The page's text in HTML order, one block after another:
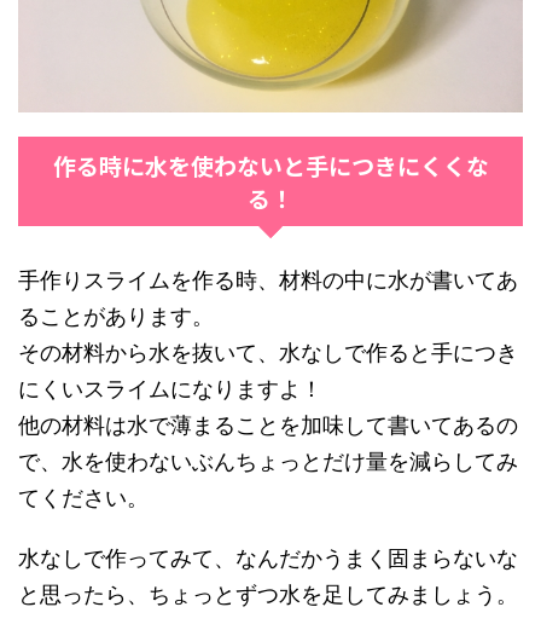
作る時に水を使わないと手につきにくくな
る！
手作りスライムを作る時、材料の中に水が書いてあ
ることがあります。
その材料から水を抜いて、水なしで作ると手につき
にくいスライムになりますよ！
他の材料は水で薄まることを加味して書いてあるの
で、水を使わないぶんちょっとだけ量を減らしてみ
てください。
水なしで作ってみて、なんだかうまく固まらないな
と思ったら、ちょっとずつ水を足してみましょう。